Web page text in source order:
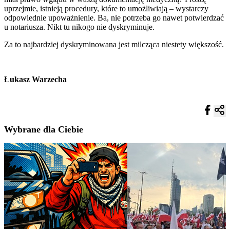
uprzejmie, istnieją procedury, które to umożliwiają – wystarczy
odpowiednie upoważnienie. Ba, nie potrzeba go nawet potwierdzać
u notariusza. Nikt tu nikogo nie dyskryminuje.
Za to najbardziej dyskryminowana jest milcząca niestety większość.
Łukasz Warzecha
Wybrane dla Ciebie